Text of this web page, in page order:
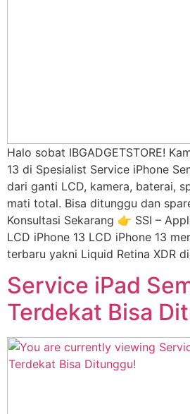
Halo sobat IBGADGETSTORE!
13 di Spesialist Service iPhone
dari ganti LCD, kamera, baterai,
mati total. Bisa ditunggu dan
Konsultasi Sekarang 👉 SSI –
LCD iPhone 13 LCD iPhone 13
terbaru yakni Liquid Retina XDR
Service iPad
Terdekat Bisa